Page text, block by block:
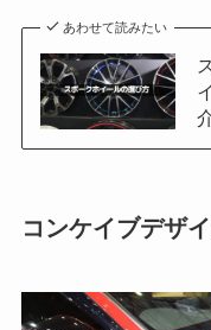
あわせて読みたい
コンケイブデザ